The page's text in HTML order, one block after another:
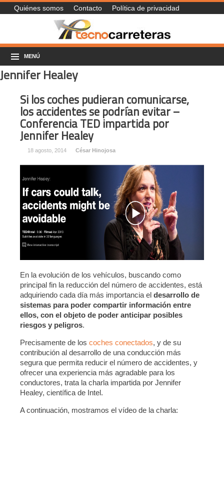
Quiénes somos Contacto Política de privacidad
MENÚ
Jennifer Healey
Si los coches pudieran comunicarse,
los accidentes se podrían evitar –
Conferencia TED impartida por
Jennifer Healey
18 agosto, 2014 César Hinojosa
En la evolución de los vehículos, buscando como
principal fin la reducción del número de accidentes, está
adquiriendo cada día más importancia el desarrollo de
sistemas para poder compartir información entre
ellos, con el objeto de poder anticipar posibles
riesgos y peligros.
Precisamente de los coches conectados, y de su
contribución al desarrollo de una conducción más
segura que permita reducir el número de accidentes, y
ofrecer una experiencia más agradable para los
conductores, trata la charla impartida por Jennifer
Healey, científica de Intel.
A continuación, mostramos el vídeo de la charla: